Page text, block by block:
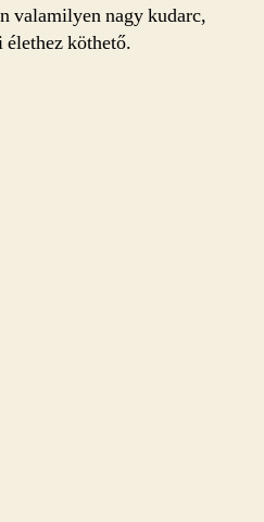
valamilyen nagy kudarc,
élethez köthető.